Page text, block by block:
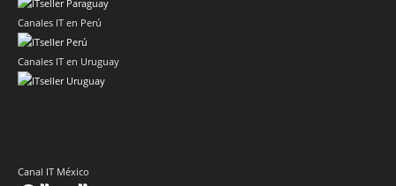
Canales IT en Perú
Canales IT en Uruguay
Canal IT México